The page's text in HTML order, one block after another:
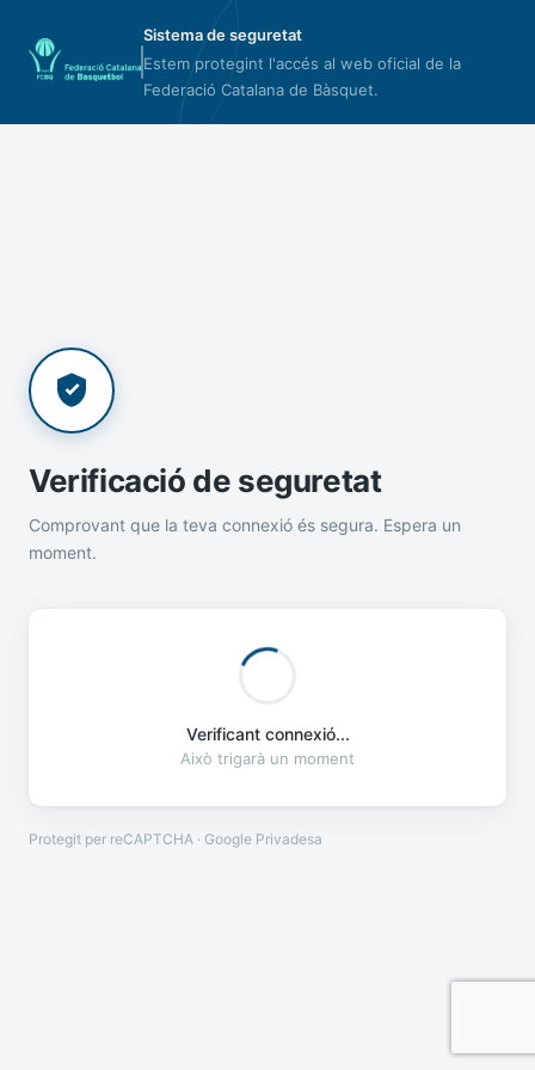
Sistema de seguretat
Estem protegint l'accés al web oficial de la
Federació Catalana de Bàsquet.
Verificació de seguretat
Comprovant que la teva connexió és segura. Espera un
moment.
Verificant connexió...
Això trigarà un moment
Protegit per reCAPTCHA · Google Privadesa